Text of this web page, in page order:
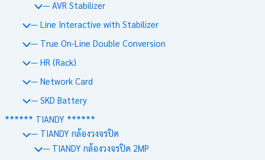
— AVR Stabilizer
— Line Interactive with Stabilizer
— True On-Line Double Conversion
— HR (Rack)
— Network Card
— SKD Battery
****** TIANDY ******
— TIANDY กล้องวงจรปิด
— TIANDY กล้องวงจรปิด 2MP